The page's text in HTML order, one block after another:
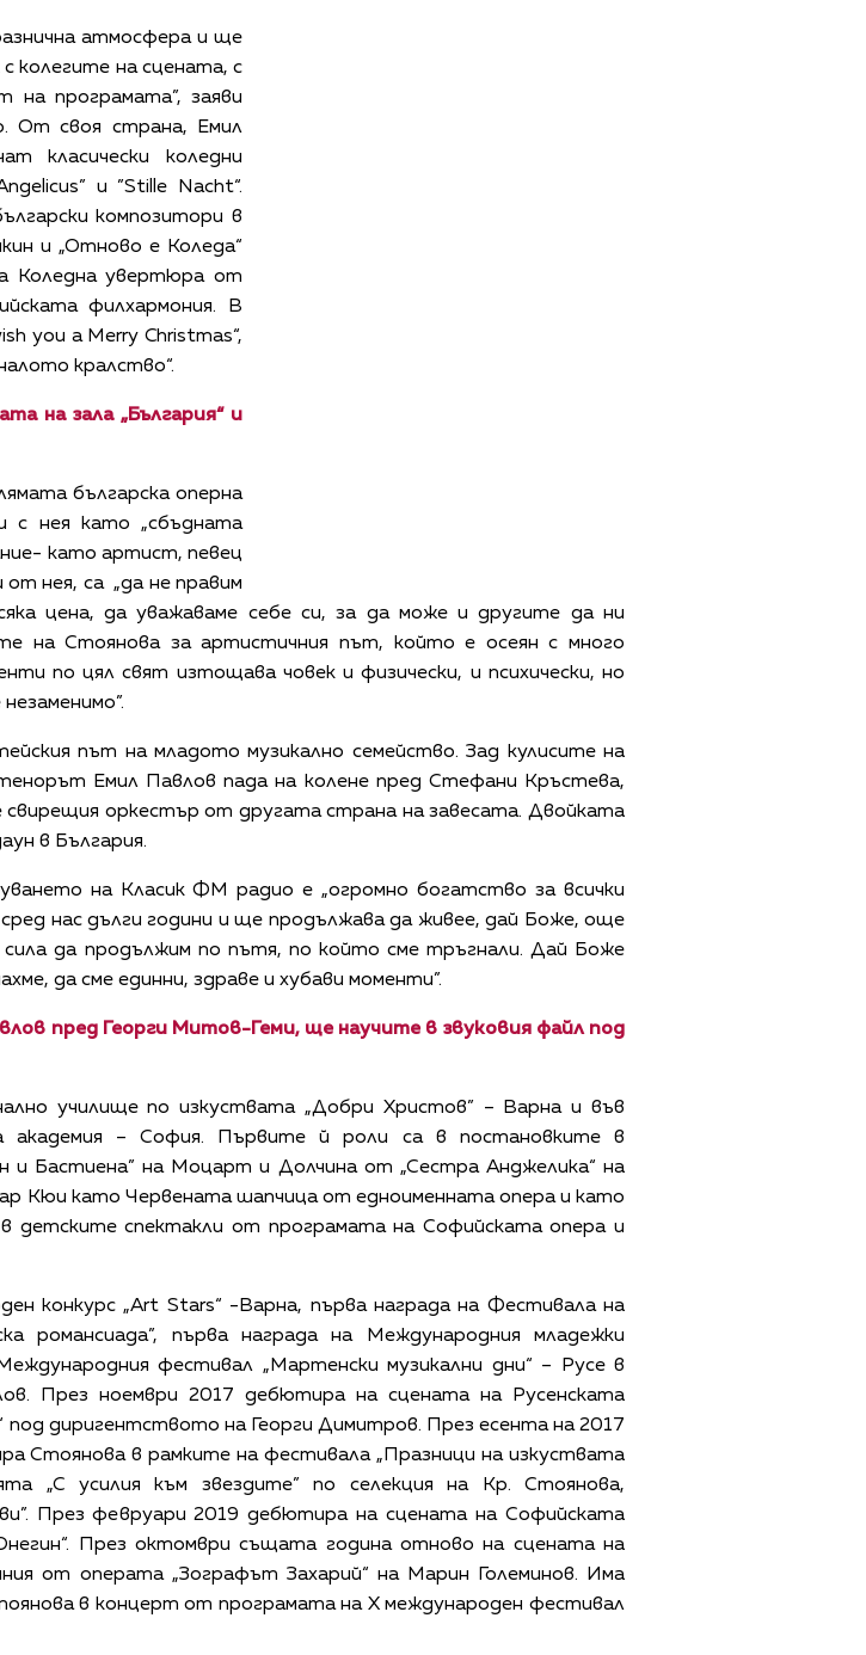
атмосфера и ще
колегите на сцената, с
на програмата”, заяви
От своя страна, Емил
класически коледни
и ”Stille Nacht“.
композитори в
и „Отново е Коледа“
Коледна увертюра от
филхармония. В
you a Mеrry Christmas“,
кралство“.
на зала „България“ и
българска оперна
с нея като „сбъдната
като артист, певец
нея, са „да не правим
цена, да уважаваме себе си, за да може и другите да ни
на Стоянова за артистичния път, който е осеян с много
по цял свят изтощава човек и физически, и психически, но
път на младото музикално семейство. Зад кулисите на
Емил Павлов пада на колене пред Стефани Кръстева,
свирещия оркестър от другата страна на завесата. Двойката
в България.
на Класик ФМ радио е „огромно богатство за всички
нас дълги години и ще продължава да живее, дай Боже, още
сила да продължим по пътя, по който сме тръгнали. Дай Боже
да сме единни, здраве и хубави моменти”.
пред Георги Митов-Геми, ще научите в звуковия файл под
училище по изкуствата „Добри Христов” – Варна и във
академия – София. Първите й роли са в постановките в
и Бастиена” на Моцарт и Долчина от „Сестра Анджелика“ на
Кюи като Червената шапчица от едноименната опера и като
детските спектакли от програмата на Софийската опера и
конкурс „Art Stars“ -Варна, първа награда на Фестивала на
романсиада”, първа награда на Международния младежки
фестивал „Мартенски музикални дни“ – Русе в
През ноември 2017 дебютира на сцената на Русенската
диригентството на Георги Димитров. През есента на 2017
Стоянова в рамките на фестивала „Празници на изкуствата
„С усилия към звездите” по селекция на Кр. Стоянова,
През февруари 2019 дебютира на сцената на Софийската
През октомври същата година отново на сцената на
от операта „Зографът Захарий“ на Марин Големинов. Има
в концерт от програмата на Х международен фестивал